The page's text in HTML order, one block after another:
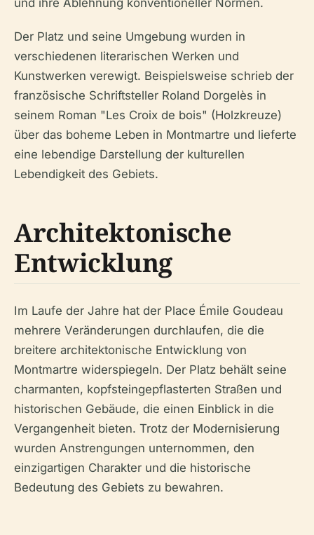
und ihre Ablehnung konventioneller Normen.
Der Platz und seine Umgebung wurden in
verschiedenen literarischen Werken und
Kunstwerken verewigt. Beispielsweise schrieb der
französische Schriftsteller Roland Dorgelès in
seinem Roman "Les Croix de bois" (Holzkreuze)
über das boheme Leben in Montmartre und lieferte
eine lebendige Darstellung der kulturellen
Lebendigkeit des Gebiets.
Architektonische
Entwicklung
Im Laufe der Jahre hat der Place Émile Goudeau
mehrere Veränderungen durchlaufen, die die
breitere architektonische Entwicklung von
Montmartre widerspiegeln. Der Platz behält seine
charmanten, kopfsteingepflasterten Straßen und
historischen Gebäude, die einen Einblick in die
Vergangenheit bieten. Trotz der Modernisierung
wurden Anstrengungen unternommen, den
einzigartigen Charakter und die historische
Bedeutung des Gebiets zu bewahren.